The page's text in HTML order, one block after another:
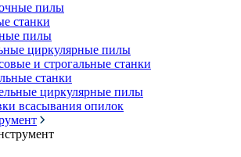
пилы
станки
пилы
циркулярные пилы
и строгальные станки
станки
циркулярные пилы
всасывания опилок